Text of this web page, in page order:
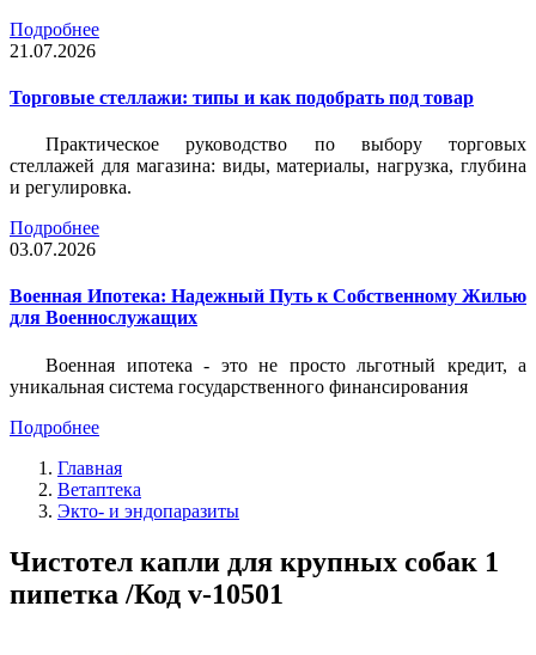
Подробнее
21.07.2026
Торговые стеллажи: типы и как подобрать под товар
Практическое руководство по выбору торговых
стеллажей для магазина: виды, материалы, нагрузка, глубина
и регулировка.
Подробнее
03.07.2026
Военная Ипотека: Надежный Путь к Собственному Жилью
для Военнослужащих
Военная ипотека - это не просто льготный кредит, а
уникальная система государственного финансирования
Подробнее
Главная
Ветаптека
Экто- и эндопаразиты
Чистотел капли для крупных собак 1
пипетка /Код v-10501